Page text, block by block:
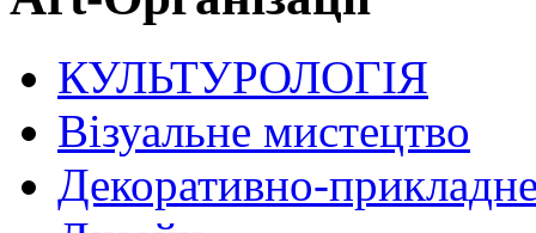
КУЛЬТУРОЛОГІЯ
Візуальне мистецтво
Декоративно-